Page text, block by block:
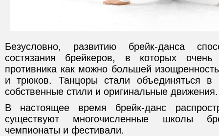
Безусловно, развитию брейк-данса
состязания брейкеров, в которых
противника как можно большей
и трюков. Танцоры стали объединяться в
собственные стили и оригинальные движения.
В настоящее время брейк-данс
существуют многочисленные школы
чемпионаты и фестивали.